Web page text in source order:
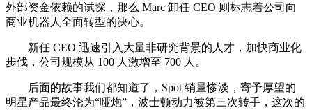
外部资金依赖的试探，那么 Marc 卸任 CEO 则标志着公司向
商业机器人全面转型的决心。
新任 CEO 迅速引入大量非研究背景的人才，加快商业化
步伐，公司规模从 100 人激增至 700 人。
后面的故事我们都知道了，Spot 销量惨淡，寄予厚望的
明星产品最终沦为“哑炮”，波士顿动力被第三次转手，这次的